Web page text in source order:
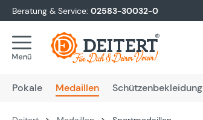
Zur Hauptnavigation springen
Beratung & Service: 02583-30032-0
Pokale Medaillen Schützenbekleidung